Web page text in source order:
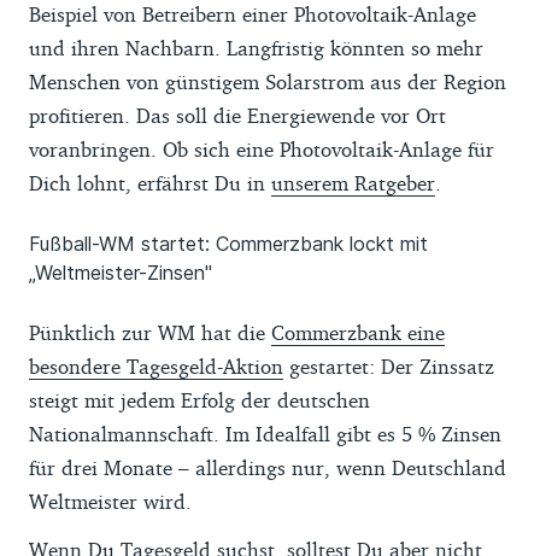
Beispiel von Betreibern einer Photovoltaik-Anlage
und ihren Nachbarn. Langfristig könnten so mehr
Menschen von günstigem Solarstrom aus der Region
profitieren. Das soll die Energiewende vor Ort
voranbringen. Ob sich eine Photovoltaik-Anlage für
Dich lohnt, erfährst Du in unserem Ratgeber.
Fußball-WM startet: Commerzbank lockt mit
„Weltmeister-Zinsen"
Pünktlich zur WM hat die Commerzbank eine
besondere Tagesgeld-Aktion gestartet: Der Zinssatz
steigt mit jedem Erfolg der deutschen
Nationalmannschaft. Im Idealfall gibt es 5 % Zinsen
für drei Monate – allerdings nur, wenn Deutschland
Weltmeister wird.
Wenn Du Tagesgeld suchst, solltest Du aber nicht